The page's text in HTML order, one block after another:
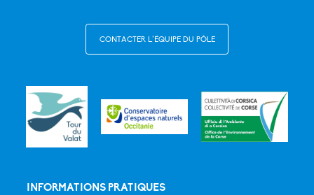
CONTACTER L’ÉQUIPE DU PÔLE
INFORMATIONS PRATIQUES